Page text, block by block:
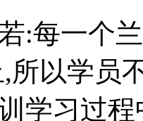
:每一个
所以学员
学习过